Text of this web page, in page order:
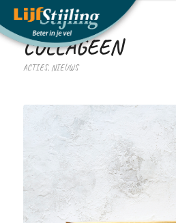
COLLAGEEN
ACTIES, NIEUWS